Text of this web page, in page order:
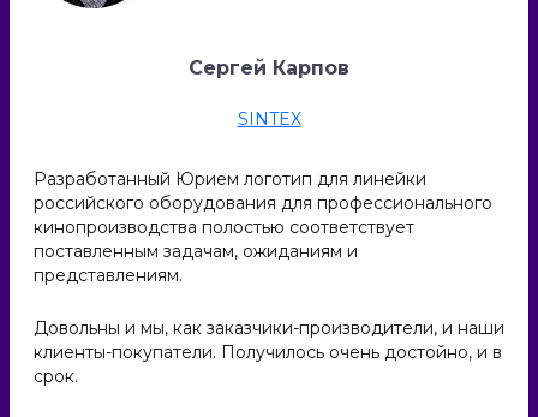
Сергей Карпов
SINTEX
Разработанный Юрием логотип для линейки
российского оборудования для профессионального
кинопроизводства полостью соответствует
поставленным задачам, ожиданиям и
представлениям.
Довольны и мы, как заказчики-производители, и наши
клиенты-покупатели. Получилось очень достойно, и в
срок.